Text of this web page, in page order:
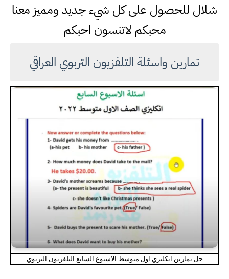
شلال للحصول على كل شيء جديد ومميز معنا
محبكم لاتنسون احبكم
تمارين واسئلة التلفزيون التربوي العراقي
حل تمارين انكليزي اول متوسط الاسبوع السابع التلفزيون التربوي